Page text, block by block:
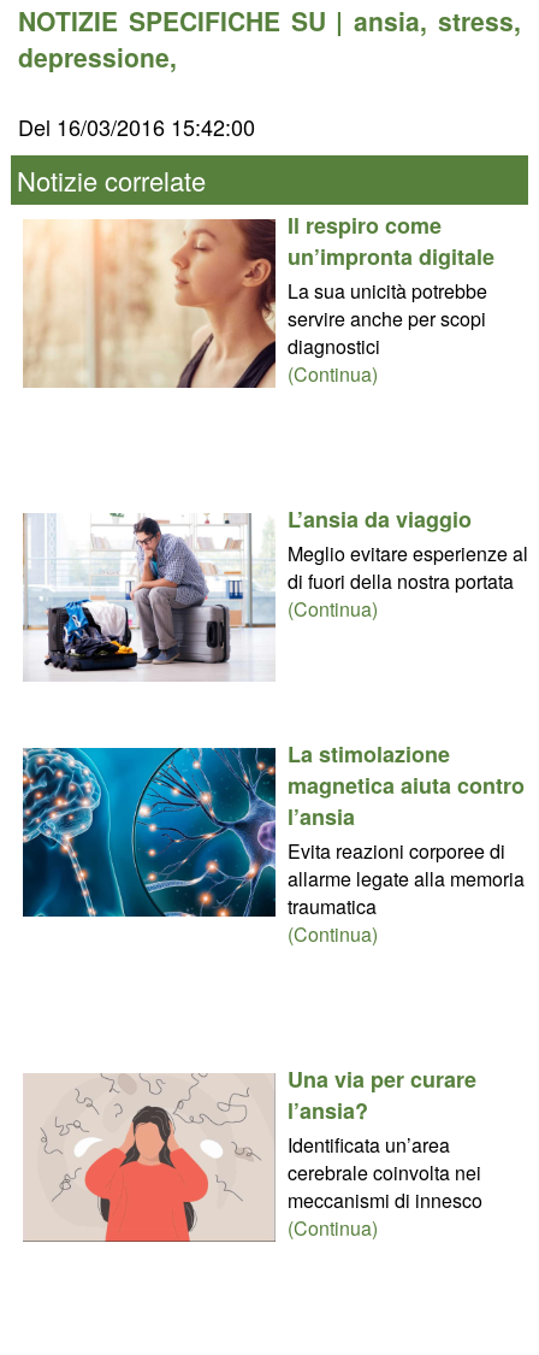
NOTIZIE SPECIFICHE SU |ansia,stress,
depressione,
Del 16/03/2016 15:42:00
Notizie correlate
Il respiro come
un’impronta digitale
La sua unicità potrebbe
servire anche per scopi
diagnostici
(Continua)
L’ansia da viaggio
Meglio evitare esperienze al
di fuori della nostra portata
(Continua)
La stimolazione
magnetica aiuta contro
l’ansia
Evita reazioni corporee di
allarme legate alla memoria
traumatica
(Continua)
Una via per curare
l’ansia?
Identificata un’area
cerebrale coinvolta nei
meccanismi di innesco
(Continua)